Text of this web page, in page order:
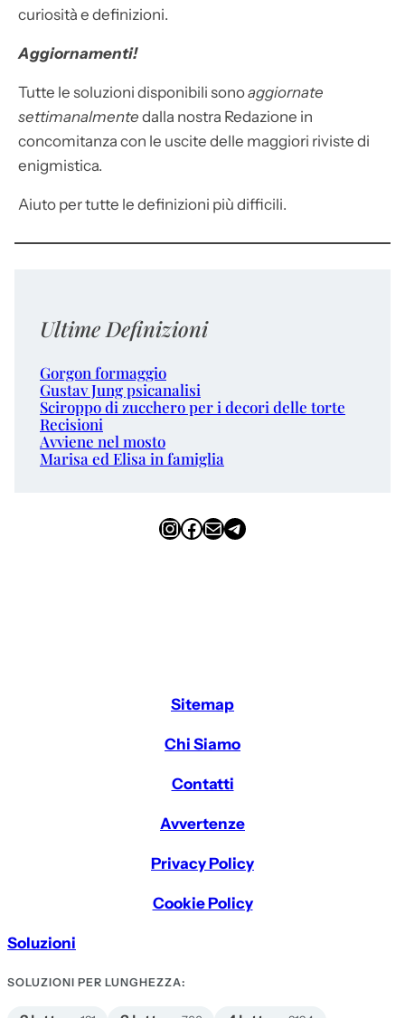
curiosità e definizioni.
Aggiornamenti!
Tutte le soluzioni disponibili sonoaggiornate
settimanalmente dalla nostra Redazione in
concomitanza con le uscite delle maggiori riviste di
enigmistica.
Aiuto per tutte le definizioni più difficili.
Ultime Definizioni
Gorgon formaggio
Gustav Jung psicanalisi
Sciroppo di zucchero per i decori delle torte
Recisioni
Avviene nel mosto
Marisa ed Elisa in famiglia
InstagramFacebook Email Telegram
Sitemap
Chi Siamo
Contatti
Avvertenze
Privacy Policy
Cookie Policy
Soluzioni
SOLUZIONI PER LUNGHEZZA: